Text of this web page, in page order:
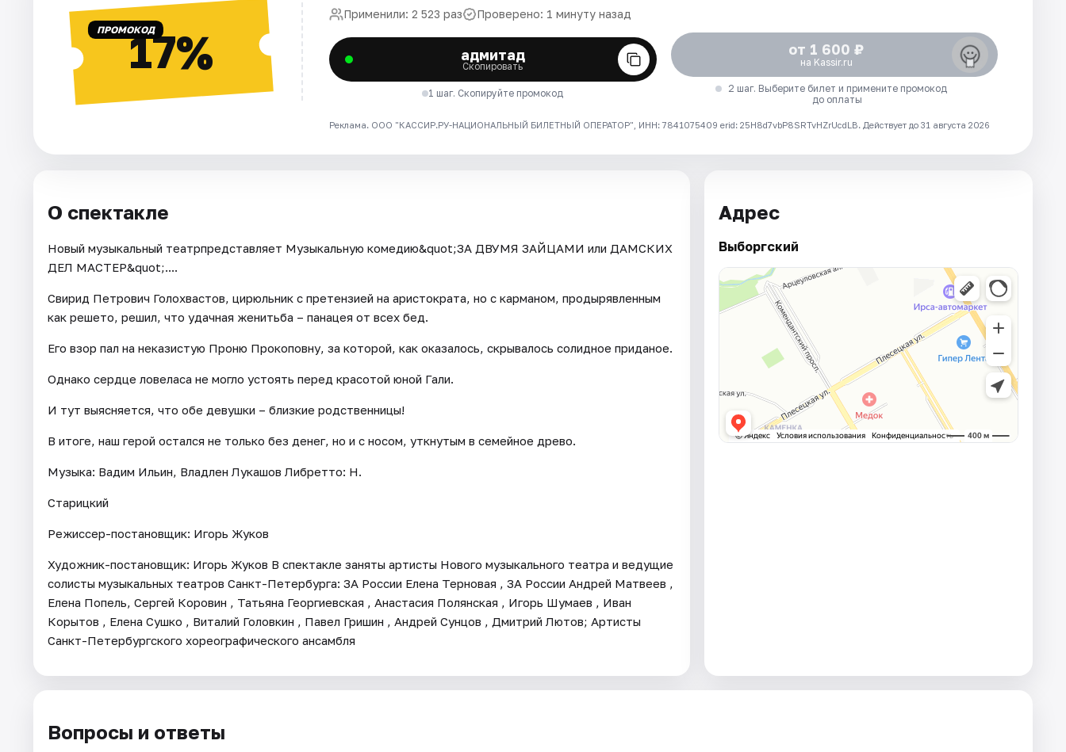
ПРОМОКОД17%
Применили: 2 523 раз Проверено: 1 минуту назад
адмитад
Скопировать
1 шаг. Скопируйте промокод
от 1 600 ₽
на Kassir.ru
2 шаг. Выберите билет и примените промокод
до оплаты
Реклама. ООО "КАССИР.РУ-НАЦИОНАЛЬНЫЙ БИЛЕТНЫЙ ОПЕРАТОР", ИНН: 7841075409 erid: 25H8d7vbP8SRTvHZrUcdLB. Действует до 31 августа 2026
О спектакле
Новый музыкальный театрпредставляет Музыкальную комедию&quot;ЗА ДВУМЯ ЗАЙЦАМИ или ДАМСКИХ
ДЕЛ МАСТЕР&quot;....
Свирид Петрович Голохвастов, цирюльник с претензией на аристократа, но с карманом, продырявленным
как решето, решил, что удачная женитьба – панацея от всех бед.
Его взор пал на неказистую Проню Прокоповну, за которой, как оказалось, скрывалось солидное приданое.
Однако сердце ловеласа не могло устоять перед красотой юной Гали.
И тут выясняется, что обе девушки – близкие родственницы!
В итоге, наш герой остался не только без денег, но и с носом, уткнутым в семейное древо.
Музыка: Вадим Ильин, Владлен Лукашов Либретто: Н.
Старицкий
Режиссер-постановщик: Игорь Жуков
Художник-постановщик: Игорь Жуков В спектакле заняты артисты Нового музыкального театра и ведущие
солисты музыкальных театров Санкт-Петербурга: ЗА России Елена Терновая , ЗА России Андрей Матвеев ,
Елена Попель, Сергей Коровин , Татьяна Георгиевская , Анастасия Полянская , Игорь Шумаев , Иван
Корытов , Елена Сушко , Виталий Головкин , Павел Гришин , Андрей Сунцов , Дмитрий Лютов; Артисты
Санкт-Петербургского хореографического ансамбля
Адрес
Выборгский
Вопросы и ответы